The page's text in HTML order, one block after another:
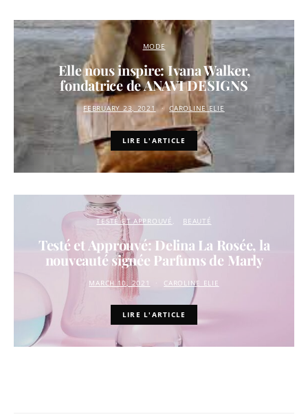
MODE
Elle nous inspire: Ivana Walker,
fondatrice de ANAVI DESIGNS
FEBRUARY 23, 2021 CAROLINE ELIE
LIRE L'ARTICLE
TESTÉ ET APPROUVÉ BEAUTÉ
Testé et Approuvé: Delina La Rosée, la
nouveauté signée Parfums de Marly
MARCH 10, 2021 CAROLINE ELIE
LIRE L'ARTICLE